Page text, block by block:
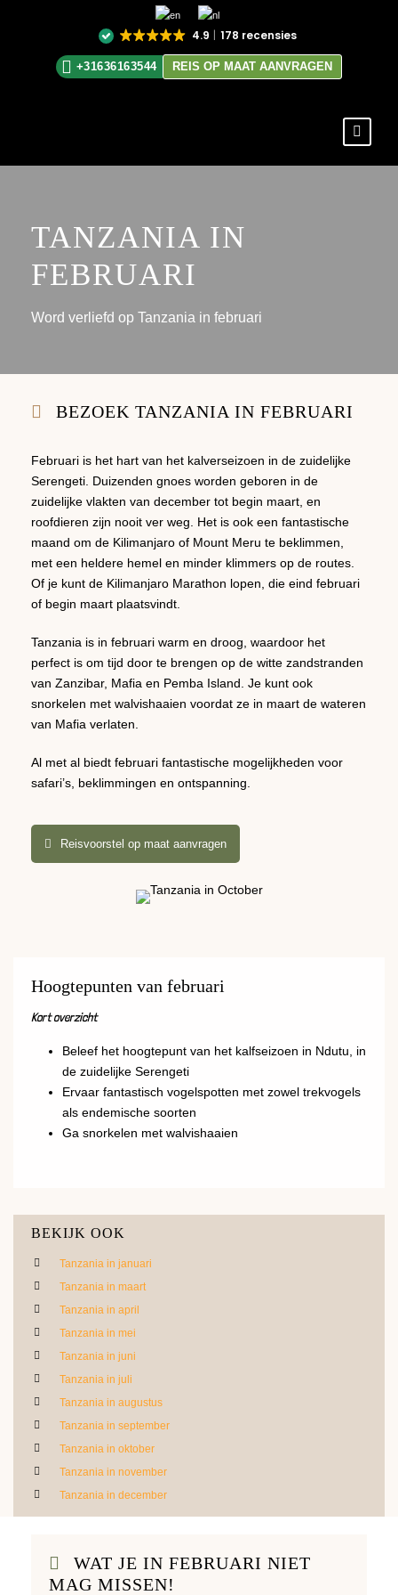
4.9 178 recensies
+31636163544 REIS OP MAAT AANVRAGEN
TANZANIA IN
FEBRUARI
Word verliefd op Tanzania in februari
BEZOEK TANZANIA IN FEBRUARI
Februari is het hart van het kalverseizoen in de zuidelijke
Serengeti. Duizenden gnoes worden geboren in de
zuidelijke vlakten van december tot begin maart, en
roofdieren zijn nooit ver weg. Het is ook een fantastische
maand om de Kilimanjaro of Mount Meru te beklimmen,
met een heldere hemel en minder klimmers op de routes.
Of je kunt de Kilimanjaro Marathon lopen, die eind februari
of begin maart plaatsvindt.
Tanzania is in februari warm en droog, waardoor het
perfect is om tijd door te brengen op de witte zandstranden
van Zanzibar, Mafia en Pemba Island. Je kunt ook
snorkelen met walvishaaien voordat ze in maart de wateren
van Mafia verlaten.
Al met al biedt februari fantastische mogelijkheden voor
safari’s, beklimmingen en ontspanning.
Reisvoorstel op maat aanvragen
Hoogtepunten van februari
Kort overzicht
Beleef het hoogtepunt van het kalfseizoen in Ndutu, in
de zuidelijke Serengeti
Ervaar fantastisch vogelspotten met zowel trekvogels
als endemische soorten
Ga snorkelen met walvishaaien
BEKIJK OOK
Tanzania in januari
Tanzania in maart
Tanzania in april
Tanzania in mei
Tanzania in juni
Tanzania in juli
Tanzania in augustus
Tanzania in september
Tanzania in oktober
Tanzania in november
Tanzania in december
WAT JE IN FEBRUARI NIET
MAG MISSEN!